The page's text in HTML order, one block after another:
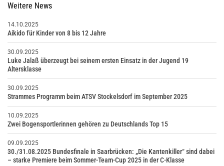
Weitere News
14.10.2025
Aikido für Kinder von 8 bis 12 Jahre
30.09.2025
Luke Jalaß überzeugt bei seinem ersten Einsatz in der Jugend 19
Altersklasse
30.09.2025
Strammes Programm beim ATSV Stockelsdorf im September 2025
10.09.2025
Zwei Bogensportlerinnen gehören zu Deutschlands Top 15
09.09.2025
30./31.08.2025 Bundesfinale in Saarbrücken: „Die Kantenkiller“ sind dabei
– starke Premiere beim Sommer-Team-Cup 2025 in der C-Klasse